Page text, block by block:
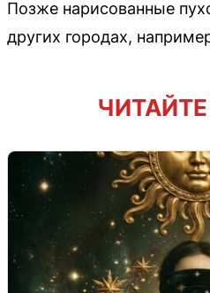
Позже нарисованные
других городах,